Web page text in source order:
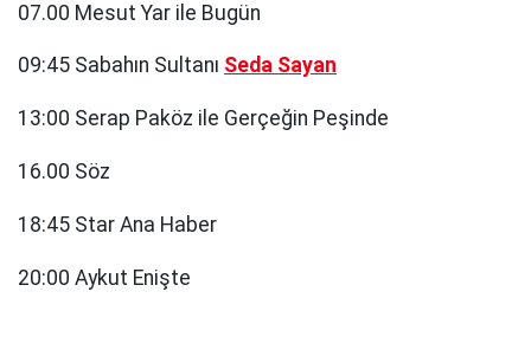
07.00 Mesut Yar ile Bugün
09:45 Sabahın Sultanı Seda Sayan
13:00 Serap Paköz ile Gerçeğin Peşinde
16.00 Söz
18:45 Star Ana Haber
20:00 Aykut Enişte